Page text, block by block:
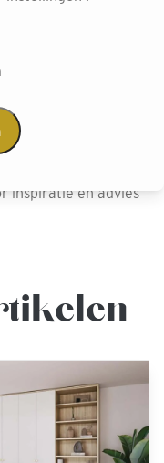
wensen
zodat je geen
in een van onze
inspiratie en advies